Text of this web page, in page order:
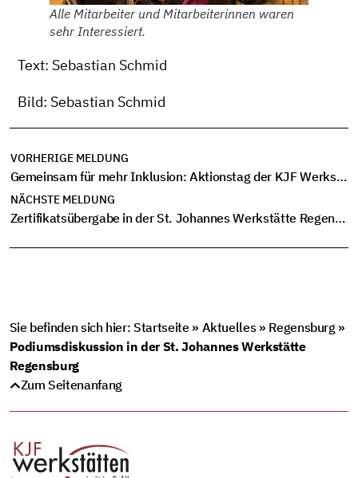
Alle Mitarbeiter und Mitarbeiterinnen waren
sehr Interessiert.
Text: Sebastian Schmid
Bild: Sebastian Schmid
VORHERIGE MELDUNG
Gemeinsam für mehr Inklusion: Aktionstag der KJF Werkstätten in den Regensburg Arcaden
NÄCHSTE MELDUNG
Zertifikatsübergabe in der St. Johannes Werkstätte Regensburg
Sie befinden sich hier: Startseite» Aktuelles» Regensburg»
Podiumsdiskussion in der St. Johannes Werkstätte
Regensburg
Zum Seitenanfang